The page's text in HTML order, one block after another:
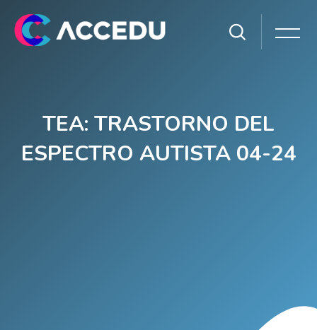
TEA: TRASTORNO DEL
ESPECTRO AUTISTA 04-24